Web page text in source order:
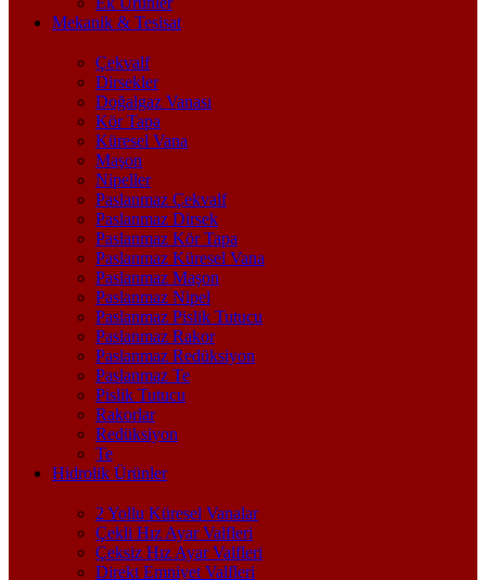
Mekanik & Tesisat
Çekvalf
Dirsekler
Doğalgaz Vanası
Kör Tapa
Küresel Vana
Maşon
Nipeller
Paslanmaz Çekvalf
Paslanmaz Dirsek
Paslanmaz Kör Tapa
Paslanmaz Küresel Vana
Paslanmaz Maşon
Paslanmaz Nipel
Paslanmaz Pislik Tutucu
Paslanmaz Rakor
Paslanmaz Redüksiyon
Paslanmaz Te
Pislik Tutucu
Rakorlar
Redüksiyon
Te
Hidrolik Ürünler
2 Yollu Küresel Vanalar
Çekli Hız Ayar Valfleri
Çeksiz Hız Ayar Valfleri
Direkt Emniyet Valfleri